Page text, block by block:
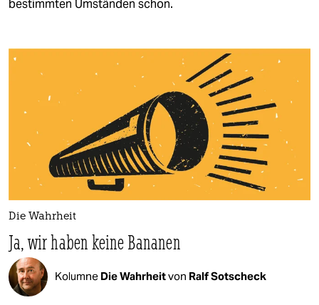
bestimmten Umständen schon.
Die Wahrheit
Ja, wir haben keine Bananen
Kolumne Die Wahrheitvon Ralf Sotscheck